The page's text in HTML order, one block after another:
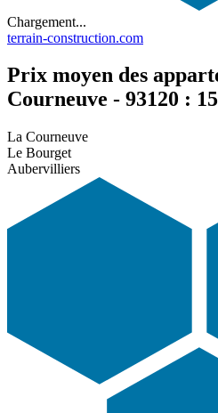
Chargement...
terrain-construction.com
Prix moyen des
Courneuve - 93120 :
La Courneuve
Le Bourget
Aubervilliers